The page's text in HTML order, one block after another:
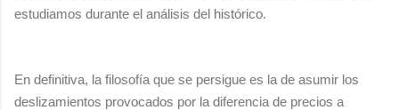
estudiamos durante el análisis del histórico.
En definitiva, la filosofía que se persigue es la de asumir los
deslizamientos provocados por la diferencia de precios a